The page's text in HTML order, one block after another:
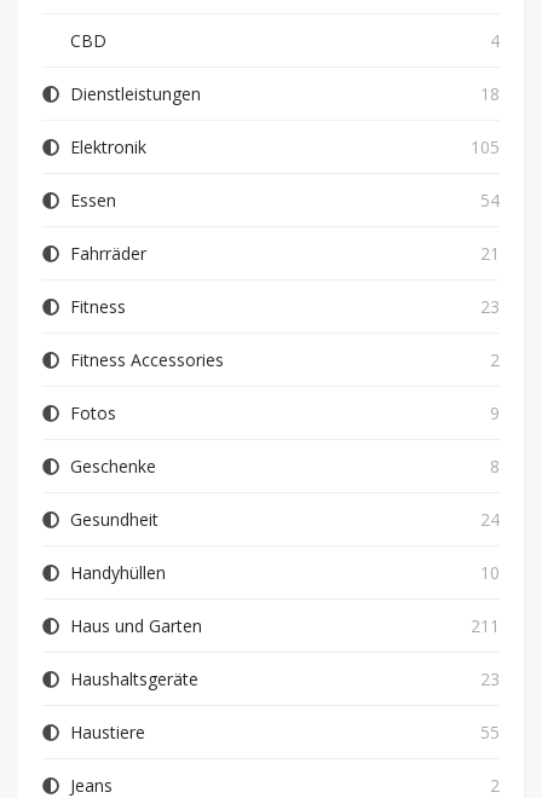
CBD 4
Dienstleistungen 18
Elektronik 105
Essen 54
Fahrräder 21
Fitness 23
Fitness Accessories 2
Fotos 9
Geschenke 8
Gesundheit 24
Handyhüllen 10
Haus und Garten 211
Haushaltsgeräte 23
Haustiere 55
Jeans 2